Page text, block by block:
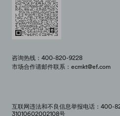
咨询热线：400-820-9228
市场合作请邮件联系：ecmkt@ef.com
互联网违法和不良信息举报电话：400-
31010602002108号